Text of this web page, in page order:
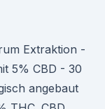
Extraktion -
5% CBD - 30
angebaut